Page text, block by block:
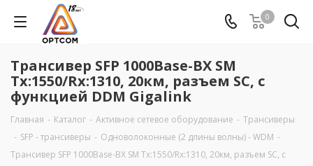
0
Трансивер SFP 1000Base-BX SM
Tx:1550/Rx:1310, 20км, разъем SC, с
функцией DDM Gigalink
Главная - Каталог - Активное сетевое оборудование - Трансиверы
- SFP - трансиверы - Одноволоконные (2 длины волны) - WDM -
Трансивер SFP 1000Base-BX SM Tx:1550/Rx:1310, 20км, разъем SC, с